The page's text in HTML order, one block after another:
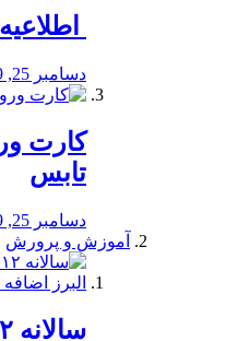
دسامبر 25, 2019
کارت
تابس
دسامبر 25, 2019
آموزش و پرورش